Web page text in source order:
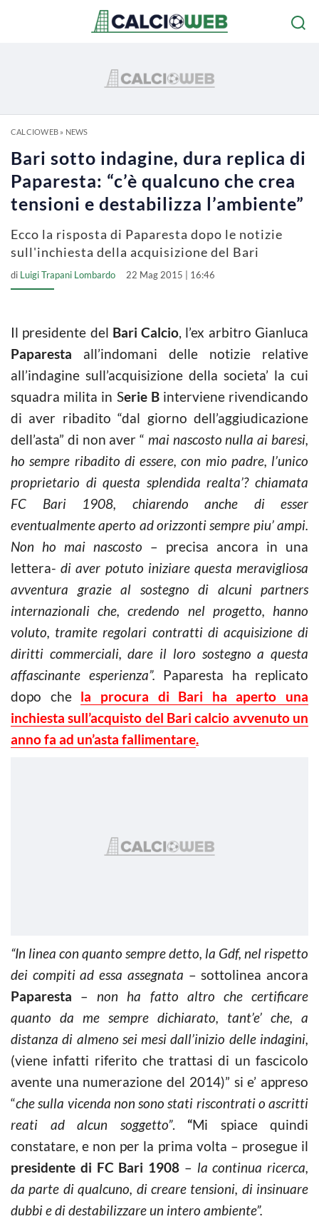
CALCIOWEB» NEWS
Bari sotto indagine, dura replica di
Paparesta: “c’è qualcuno che crea
tensioni e destabilizza l’ambiente”
Ecco la risposta di Paparesta dopo le notizie
sull'inchiesta della acquisizione del Bari
di Luigi Trapani Lombardo 22 Mag 2015 | 16:46
Il presidente del Bari Calcio, l’ex arbitro Gianluca
Paparesta all’indomani delle notizie relative
all’indagine sull’acquisizione della societa’ la cui
squadra milita in Serie Binterviene rivendicando
di aver ribadito “dal giorno dell’aggiudicazione
dell’asta” di non aver “ mai nascosto nulla ai baresi,
ho sempre ribadito di essere, con mio padre, l’unico
proprietario di questa splendida realta’? chiamata
FC Bari 1908, chiarendo anche di esser
eventualmente aperto ad orizzonti sempre piu’ ampi.
Non ho mai nascosto – precisa ancora in una
lettera-di aver potuto iniziare questa meravigliosa
avventura grazie al sostegno di alcuni partners
internazionali che, credendo nel progetto, hanno
voluto, tramite regolari contratti di acquisizione di
diritti commerciali, dare il loro sostegno a questa
affascinante esperienza”. Paparesta ha replicato
dopo che la procura di Bari ha aperto una
inchiesta sull’acquisto del Bari calcio avvenuto un
anno fa ad un’asta fallimentare.
“In linea con quanto sempre detto, la Gdf, nel rispetto
dei compiti ad essa assegnata – sottolinea ancora
Paparesta –non ha fatto altro che certificare
quanto da me sempre dichiarato, tant’e’ che, a
distanza di almeno sei mesi dall’inizio delle indagini,
(viene infatti riferito che trattasi di un fascicolo
avente una numerazione del 2014)” si e’ appreso
“che sulla vicenda non sono stati riscontrati o ascritti
reati ad alcun soggetto”. “Mi spiace quindi
constatare, e non per la prima volta – prosegue il
presidente di FC Bari 1908 – la continua ricerca,
da parte di qualcuno, di creare tensioni, di insinuare
dubbi e di destabilizzare un intero ambiente”.